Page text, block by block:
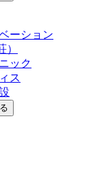
ーション
）
ック
ス